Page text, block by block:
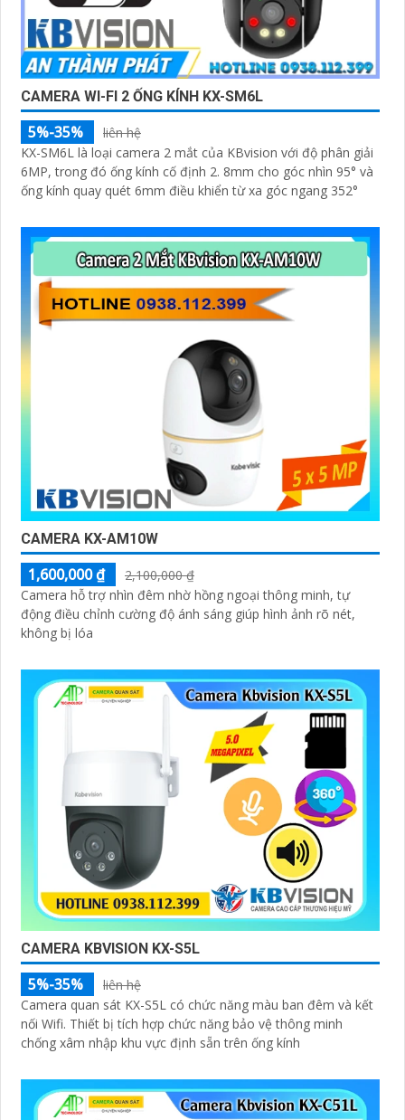
CAMERA WI-FI 2 ỐNG KÍNH KX-SM6L
5%-35%
liên hệ
KX-SM6L là loại camera 2 mắt của KBvision với độ phân giải
6MP, trong đó ống kính cố định 2. 8mm cho góc nhìn 95° và
ống kính quay quét 6mm điều khiển từ xa góc ngang 352°
CAMERA KX-AM10W
1,600,000 ₫
2,100,000 ₫
Camera hỗ trợ nhìn đêm nhờ hồng ngoại thông minh, tự
động điều chỉnh cường độ ánh sáng giúp hình ảnh rõ nét,
không bị lóa
CAMERA KBVISION KX-S5L
5%-35%
liên hệ
Camera quan sát KX-S5L có chức năng màu ban đêm và kết
nối Wifi. Thiết bị tích hợp chức năng bảo vệ thông minh
chống xâm nhập khu vực định sẵn trên ống kính